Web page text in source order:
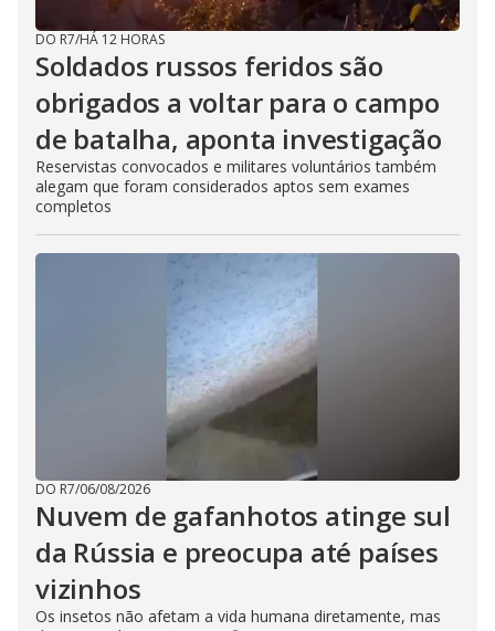
DO R7/HÁ 12 HORAS
Soldados russos feridos são
obrigados a voltar para o campo
de batalha, aponta investigação
Reservistas convocados e militares voluntários também
alegam que foram considerados aptos sem exames
completos
DO R7/06/08/2026
Nuvem de gafanhotos atinge sul
da Rússia e preocupa até países
vizinhos
Os insetos não afetam a vida humana diretamente, mas